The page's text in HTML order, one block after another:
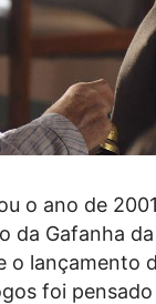
o ano de
da Gafanha
o lançamento
foi